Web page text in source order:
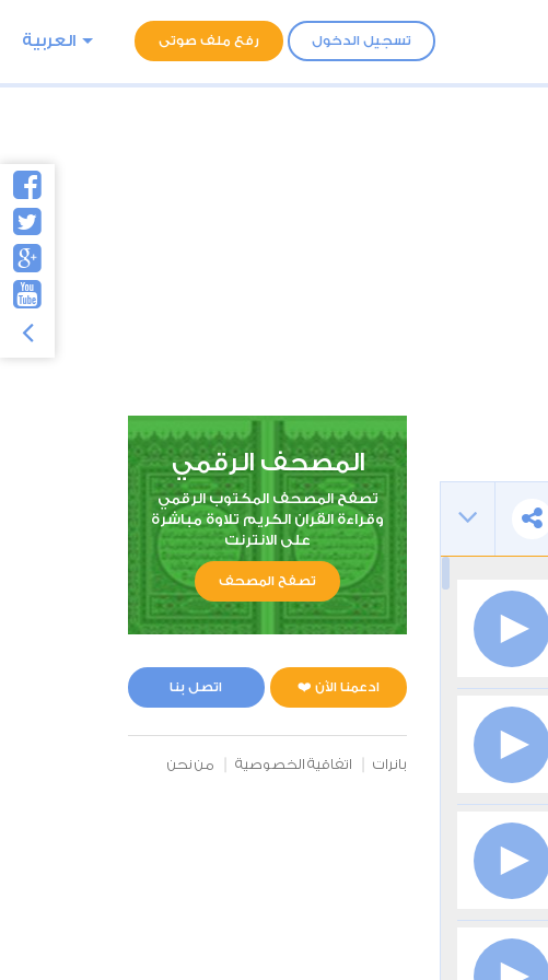
تسجيل الدخول رفع ملف صوتى العربية
المصحف الرقمي
تصفح المصحف المكتوب الرقمي
وقراءة القران الكريم تلاوة مباشرة
على الانترنت
تصفح المصحف
ادعمنا الآن ❤️ اتصل بنا
بانرات اتفاقية الخصوصية من نحن